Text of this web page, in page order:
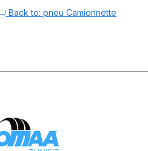
Back to: pneu Camionnette